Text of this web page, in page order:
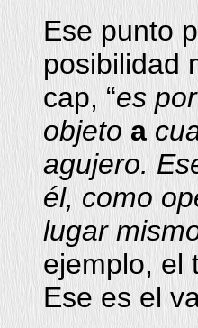
Ese punto
posibilidad
cap, “es
objetoa
agujero.
él, como
lugar
ejemplo, el
Ese es el